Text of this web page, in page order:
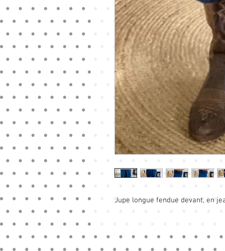
Jupe longue fendue devant, en